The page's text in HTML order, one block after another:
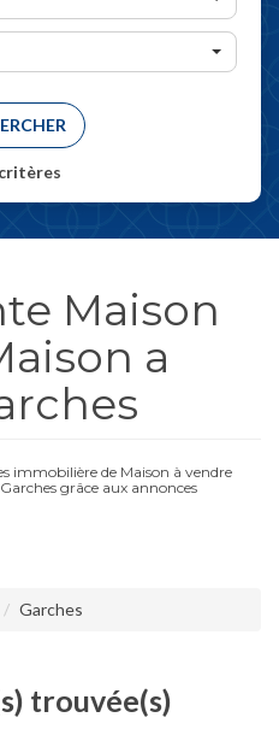
Maison
a
immobilière de Maison à vendre
grâce aux annonces
Garches
trouvée(s)